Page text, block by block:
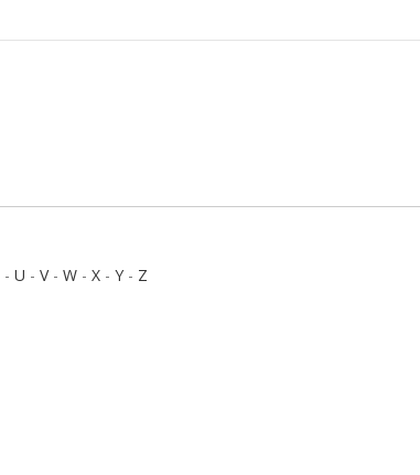
- U - V- W - X - Y - Z